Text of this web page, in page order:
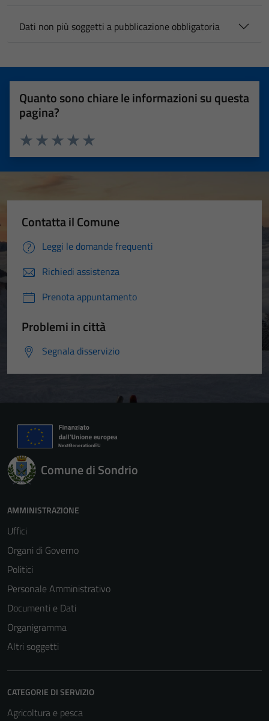
Dati non più soggetti a pubblicazione obbligatoria
Quanto sono chiare le informazioni su questa
pagina?
Valuta 5 stelle su 5
Valuta 4 stelle su 5
Valuta 3 stelle su 5
Valuta 2 stelle su 5
Valuta 1 stelle su 5
Contatta il Comune
Leggi le domande frequenti
Richiedi assistenza
Prenota appuntamento
Problemi in città
Segnala disservizio
Comune di Sondrio
AMMINISTRAZIONE
Uffici
Organi di Governo
Politici
Personale Amministrativo
Documenti e Dati
Organigramma
Altri soggetti
CATEGORIE DI SERVIZIO
Agricoltura e pesca